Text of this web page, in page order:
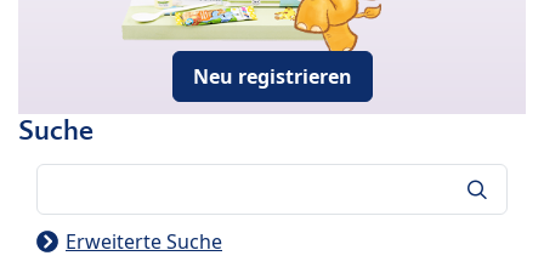
Neu registrieren
Suche
Erweiterte Suche